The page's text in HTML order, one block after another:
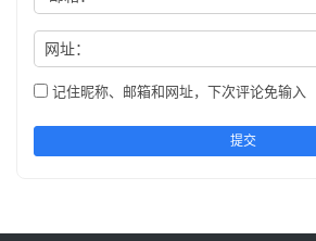
网址：
记住昵称、邮箱和网址，下次评论免输入
提交